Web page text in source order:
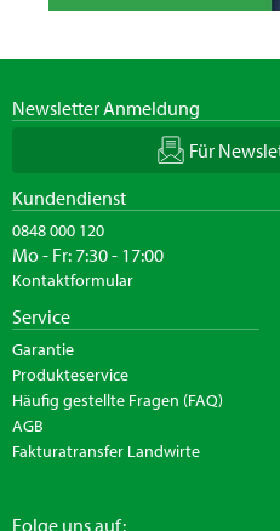
Newsletter Anmeldung
Für
Kundendienst
0848 000 120
Mo - Fr: 7:30 - 17:00
Kontaktformular
Service
Garantie
Produkteservice
Häufig gestellte Fragen (FAQ)
AGB
Fakturatransfer Landwirte
Folge uns auf: